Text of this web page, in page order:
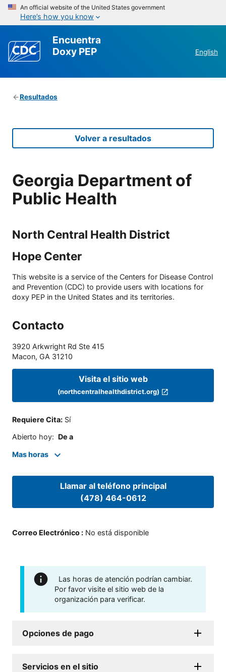
An official website of the United States government
Here’s how you know
Encuentra
Doxy PEP
English
Resultados
Volver a resultados
Georgia Department of
Public Health
North Central Health District
Hope Center
This website is a service of the Centers for Disease Control
and Prevention (CDC) to provide users with locations for
doxy PEP in the United States and its territories.
Contacto
3920 Arkwright Rd Ste 415
Macon, GA 31210
Visita el sitio web
(northcentralhealthdistrict.org)
Requiere Cita: Sí
Abierto hoy: De a
Mas horas
Llamar al teléfono principal
(478) 464-0612
Correo Electrónico : No está disponible
Las horas de atención podrían cambiar.
Por favor visite el sitio web de la
organización para verificar.
Opciones de pago
Servicios en el sitio